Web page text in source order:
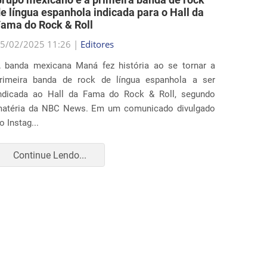
02/2025 11:26 |Editores
banda de rock de língua espanhola a ser
ao Hall da Fama do Rock & Roll, segundo
da NBC News. Em um comunicado divulgado
Instag...
Continue Lendo...